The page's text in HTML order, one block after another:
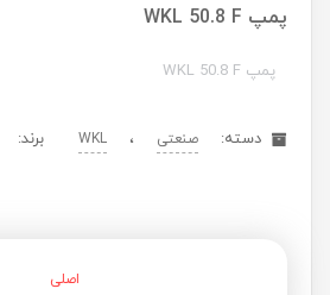
پمپ WKL 50.8 F
پمپ WKL 50.8 F
دسته: صنعتی ، WKL برند:
اصلی